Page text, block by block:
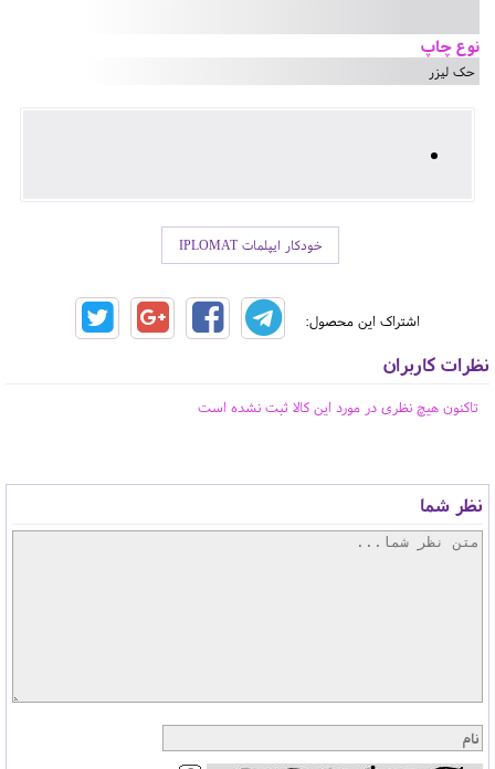
نوع چاپ
حک لیزر
خودکار ایپلمات IPLOMAT
اشتراک این محصول:
نظرات کاربران
تاکنون هیچ نظری در مورد این کالا ثبت نشده است
نظر شما